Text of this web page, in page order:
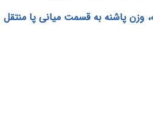
وزن پاشنه به قسمت میانی پا منتقل